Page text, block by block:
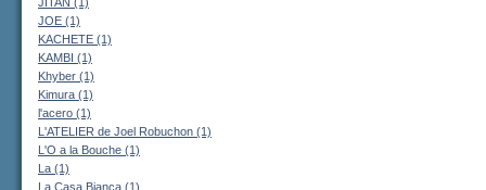
JOE (1)
KACHETE (1)
KAMBI (1)
Khyber (1)
Kimura (1)
l'acero (1)
L'ATELIER de Joel Robuchon (1)
L'O a la Bouche (1)
La (1)
La Casa Bianca (1)